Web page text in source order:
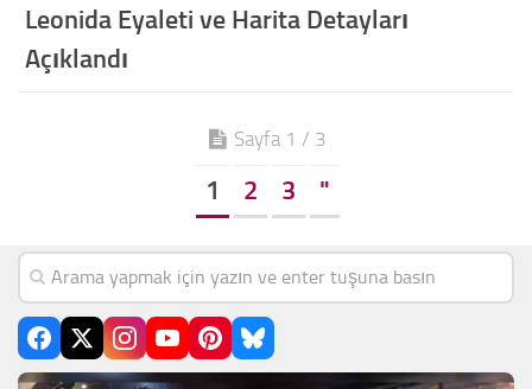
Leonida Eyaleti ve Harita Detayları
Açıklandı
Sayfa 1 / 3
1 2 3 "